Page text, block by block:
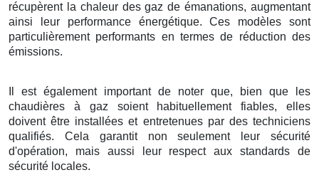
récupèrent la chaleur des gaz de émanations, augmentant
ainsi leur performance énergétique. Ces modèles sont
particulièrement performants en termes de réduction des
émissions.
Il est également important de noter que, bien que les
chaudières à gaz soient habituellement fiables, elles
doivent être installées et entretenues par des techniciens
qualifiés. Cela garantit non seulement leur sécurité
d'opération, mais aussi leur respect aux standards de
sécurité locales.